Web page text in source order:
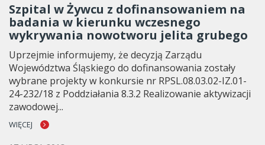
Szpital w Żywcu z dofinansowaniem na
badania w kierunku wczesnego
wykrywania nowotworu jelita grubego
Uprzejmie informujemy, że decyzją Zarządu
Województwa Śląskiego do dofinansowania zostały
wybrane projekty w konkursie nr RPSL.08.03.02-IZ.01-
24-232/18 z Poddziałania 8.3.2 Realizowanie aktywizacji
zawodowej...
WIĘCEJ